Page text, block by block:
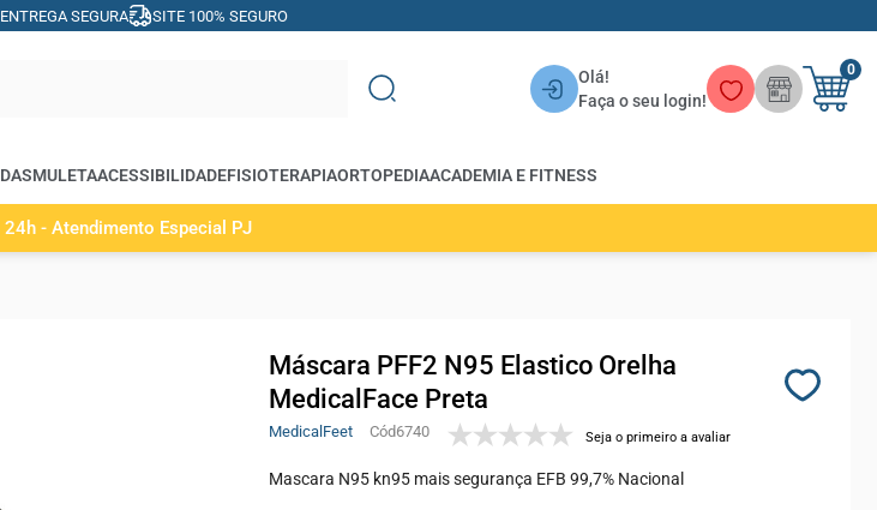
ENTREGA SEGURA SITE 100% SEGURO
Olá!
Faça o seu login!
0
MULETAACESSIBILIDADEFISIOTERAPIAORTOPEDIAACADEMIA E FITNESS
24h - Atendimento Especial PJ
Máscara PFF2 N95 Elastico Orelha
MedicalFace Preta
MedicalFeet 6740 Seja o primeiro a avaliar
Mascara N95 kn95 mais segurança EFB 99,7% Nacional